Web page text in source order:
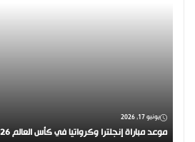
يونيو 17, 2026
موعد مباراة إنجلترا وكرواتيا في كأس العالم 2026 والقنوات الناقلة